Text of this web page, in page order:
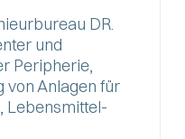
DR.
und
Peripherie,
von Anlagen für
Lebensmittel-